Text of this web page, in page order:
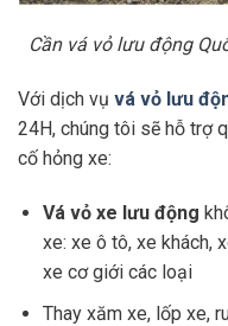
Cần vá vỏ lưu động
Với dịch vụ vá vỏ lưu
24H, chúng tôi sẽ hỗ trợ
cố hỏng xe:
Vá vỏ xe lưu động
xe: xe ô tô, xe khách,
xe cơ giới các loại
Thay xăm xe, lốp xe,